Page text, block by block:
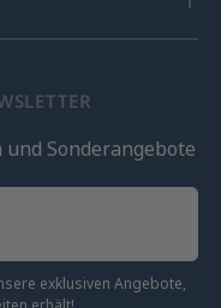
Sonderangebote
exklusiven Angebote,